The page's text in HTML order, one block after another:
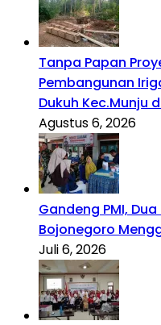
Tanpa Papan
Pembangunan
Dukuh Kec.Munju
Agustus 6, 2026
Gandeng PMI,
Bojonegoro
Juli 6, 2026